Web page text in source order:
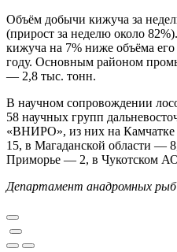
Объём добычи кижуча за
(прирост за неделю около
кижуча на 7% ниже объёма
году. Основным районом
— 2,8 тыс. тонн.
В научном сопровождении
58 научных групп
«ВНИРО», из них на
15, в Магаданской области —
Приморье — 2, в Чукотском
Департамент анадромных